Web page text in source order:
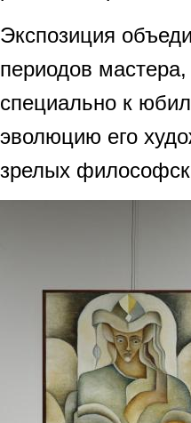
Экспозиция
периодов
специально к
эволюцию его
зрелых